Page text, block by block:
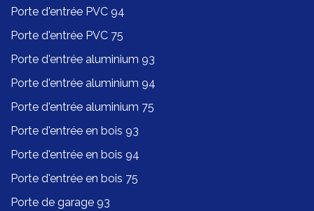
Porte d'entrée PVC 94
Porte d'entrée PVC 75
Porte d'entrée aluminium 93
Porte d'entrée aluminium 94
Porte d'entrée aluminium 75
Porte d'entrée en bois 93
Porte d'entrée en bois 94
Porte d'entrée en bois 75
Porte de garage 93